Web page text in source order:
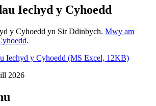
Iechyd y Cyhoedd
y Cyhoedd yn Sir Ddinbych. Mwy am
.
Iechyd y Cyhoedd (MS Excel, 12KB)
2026